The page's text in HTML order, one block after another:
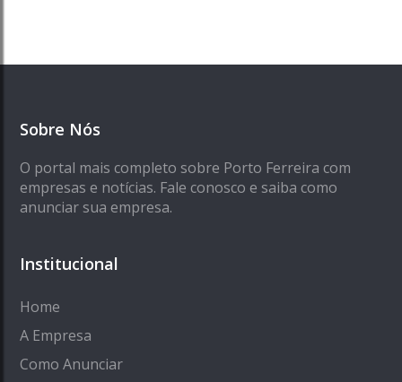
Sobre Nós
O portal mais completo sobre Porto Ferreira com
empresas e notícias. Fale conosco e saiba como
anunciar sua empresa.
Institucional
Home
A Empresa
Como Anunciar